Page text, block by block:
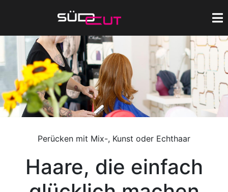
Perücken mit Mix-, Kunst oder Echthaar
Haare, die einfach